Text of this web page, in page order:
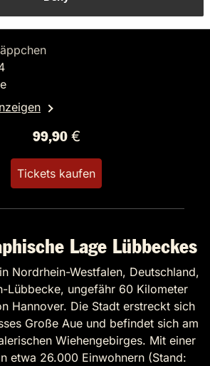
99,90 €
Tickets kaufen
Lage Lübbeckes
Nordrhein-Westfalen, Deutschland,
Lübbecke, ungefähr 60 Kilometer
Hannover. Die Stadt erstreckt sich
Große Aue und befindet sich am
Wiehengebirges. Mit einer
etwa 26.000 Einwohnern (Stand: